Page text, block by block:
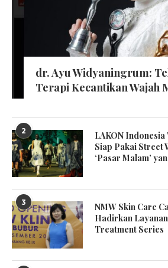
dr. Ayu Widyaningrum:
Terapi Kecantikan Wajah
2
LAKON
Siap Pakai Street
‘Pasar Malam’
3
NMW Skin Care
Hadirkan
Treatment Series